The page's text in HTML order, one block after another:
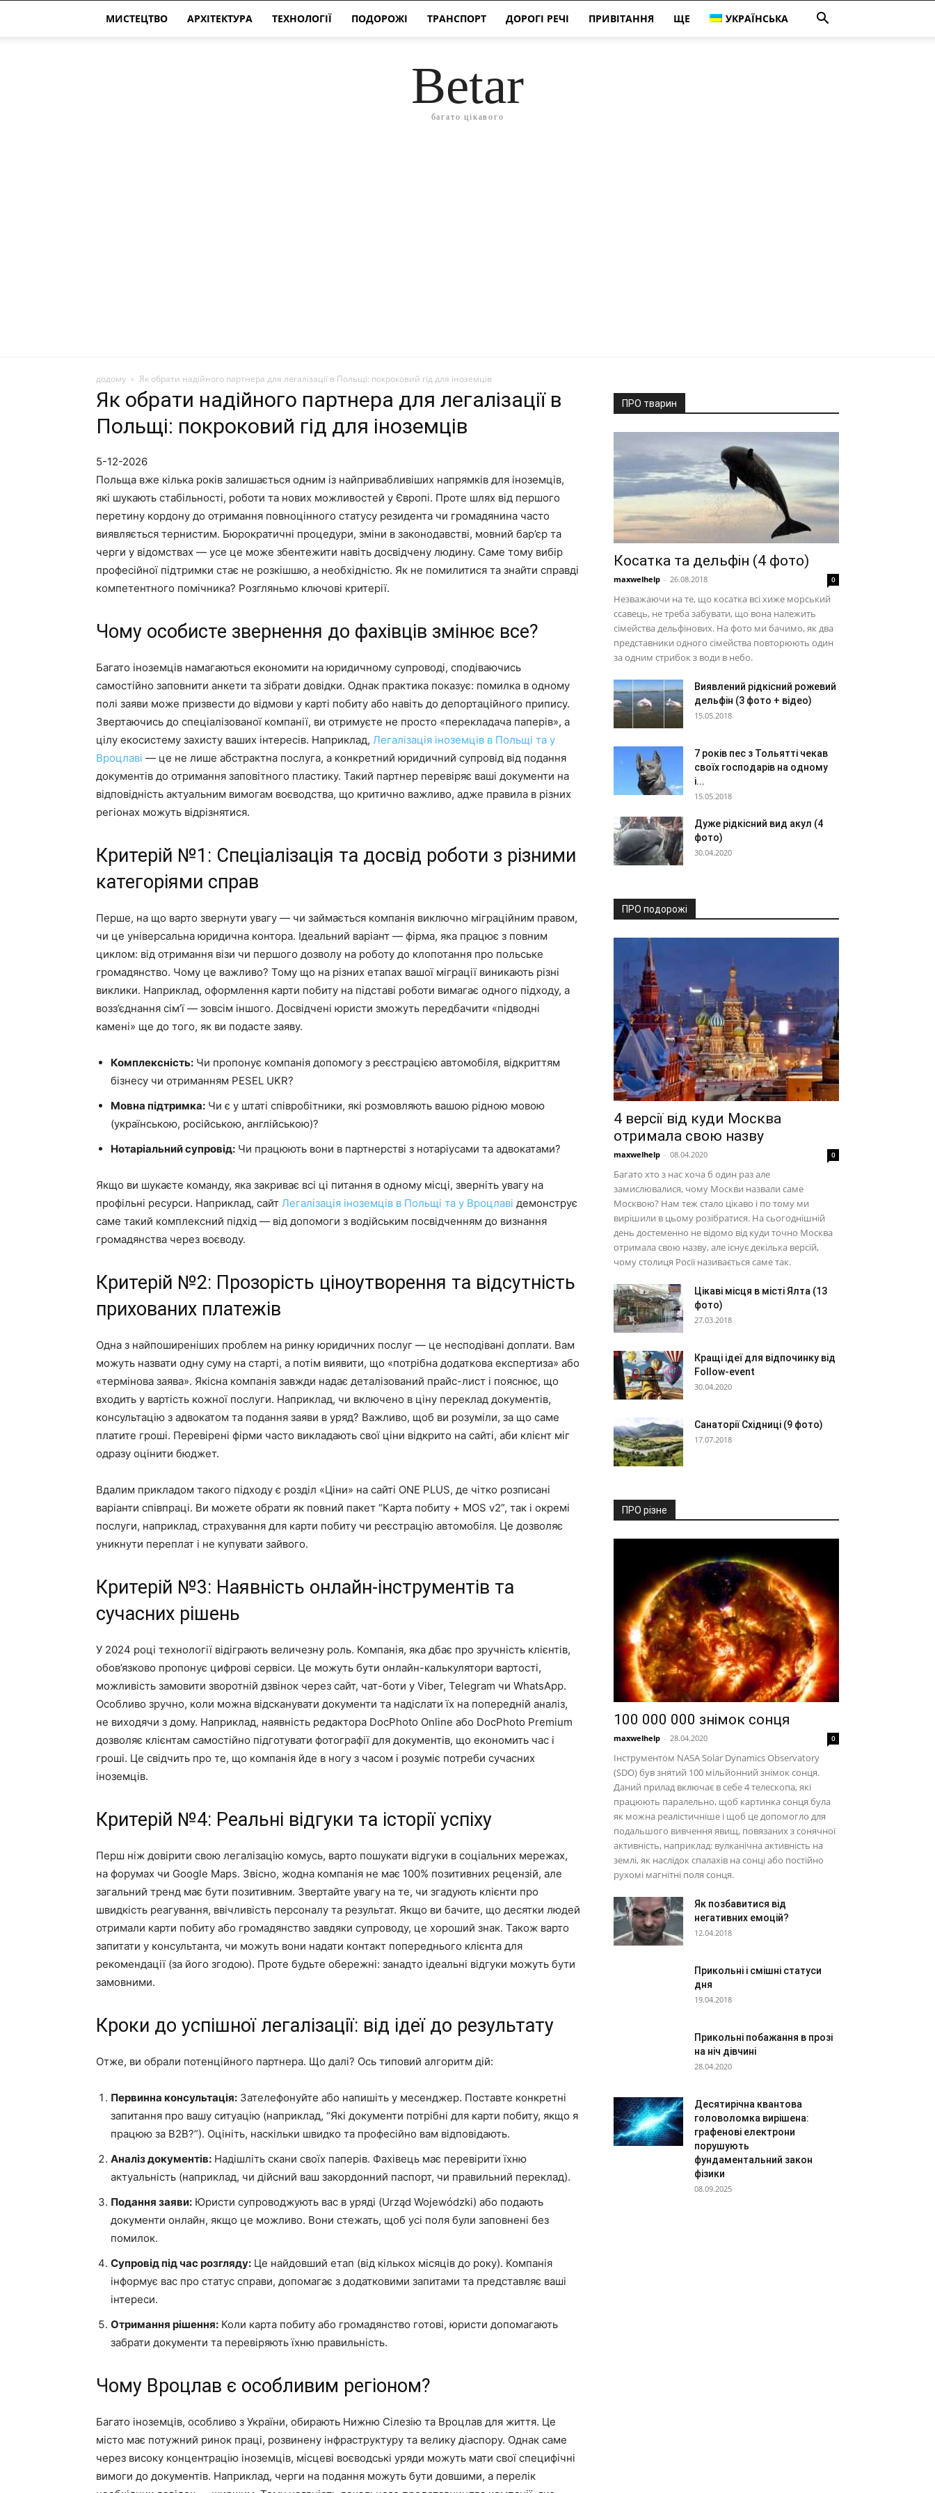
МИСТЕЦТВО АРХІТЕКТУРА ТЕХНОЛОГІЇ ПОДОРОЖІ ТРАНСПОРТ ДОРОГІ РЕЧІ ПРИВІТАННЯ ЩЕ УКРАЇНСЬКА
Betar
багато цікавого
додому Як обрати надійного партнера для легалізації в Польщі: покроковий гід для іноземців
Як обрати надійного партнера для легалізації в
Польщі: покроковий гід для іноземців
5-12-2026
Польща вже кілька років залишається одним із найпривабливіших напрямків для іноземців,
які шукають стабільності, роботи та нових можливостей у Європі. Проте шлях від першого
перетину кордону до отримання повноцінного статусу резидента чи громадянина часто
виявляється тернистим. Бюрократичні процедури, зміни в законодавстві, мовний бар’єр та
черги у відомствах — усе це може збентежити навіть досвідчену людину. Саме тому вибір
професійної підтримки стає не розкішшю, а необхідністю. Як не помилитися та знайти справді
компетентного помічника? Розгляньмо ключові критерії.
Чому особисте звернення до фахівців змінює все?
Багато іноземців намагаються економити на юридичному супроводі, сподіваючись
самостійно заповнити анкети та зібрати довідки. Однак практика показує: помилка в одному
полі заяви може призвести до відмови у карті побиту або навіть до депортаційного припису.
Звертаючись до спеціалізованої компанії, ви отримуєте не просто «перекладача паперів», а
цілу екосистему захисту ваших інтересів. Наприклад, Легалізація іноземців в Польщі та у
Вроцлаві — це не лише абстрактна послуга, а конкретний юридичний супровід від подання
документів до отримання заповітного пластику. Такий партнер перевіряє ваші документи на
відповідність актуальним вимогам воєводства, що критично важливо, адже правила в різних
регіонах можуть відрізнятися.
Критерій №1: Спеціалізація та досвід роботи з різними
категоріями справ
Перше, на що варто звернути увагу — чи займається компанія виключно міграційним правом,
чи це універсальна юридична контора. Ідеальний варіант — фірма, яка працює з повним
циклом: від отримання візи чи першого дозволу на роботу до клопотання про польське
громадянство. Чому це важливо? Тому що на різних етапах вашої міграції виникають різні
виклики. Наприклад, оформлення карти побиту на підставі роботи вимагає одного підходу, а
возз’єднання сім’ї — зовсім іншого. Досвідчені юристи зможуть передбачити «підводні
камені» ще до того, як ви подасте заяву.
Комплексність: Чи пропонує компанія допомогу з реєстрацією автомобіля, відкриттям
бізнесу чи отриманням PESEL UKR?
Мовна підтримка: Чи є у штаті співробітники, які розмовляють вашою рідною мовою
(українською, російською, англійською)?
Нотаріальний супровід: Чи працюють вони в партнерстві з нотаріусами та адвокатами?
Якщо ви шукаєте команду, яка закриває всі ці питання в одному місці, зверніть увагу на
профільні ресурси. Наприклад, сайт Легалізація іноземців в Польщі та у Вроцлаві демонструє
саме такий комплексний підхід — від допомоги з водійським посвідченням до визнання
громадянства через воєводу.
Критерій №2: Прозорість ціноутворення та відсутність
прихованих платежів
Одна з найпоширеніших проблем на ринку юридичних послуг — це несподівані доплати. Вам
можуть назвати одну суму на старті, а потім виявити, що «потрібна додаткова експертиза» або
«термінова заява». Якісна компанія завжди надає деталізований прайс-лист і пояснює, що
входить у вартість кожної послуги. Наприклад, чи включено в ціну переклад документів,
консультацію з адвокатом та подання заяви в уряд? Важливо, щоб ви розуміли, за що саме
платите гроші. Перевірені фірми часто викладають свої ціни відкрито на сайті, аби клієнт міг
одразу оцінити бюджет.
Вдалим прикладом такого підходу є розділ «Ціни» на сайті ONE PLUS, де чітко розписані
варіанти співпраці. Ви можете обрати як повний пакет “Карта побиту + MOS v2”, так і окремі
послуги, наприклад, страхування для карти побиту чи реєстрацію автомобіля. Це дозволяє
уникнути переплат і не купувати зайвого.
Критерій №3: Наявність онлайн-інструментів та
сучасних рішень
У 2024 році технології відіграють величезну роль. Компанія, яка дбає про зручність клієнтів,
обов’язково пропонує цифрові сервіси. Це можуть бути онлайн-калькулятори вартості,
можливість замовити зворотній дзвінок через сайт, чат-боти у Viber, Telegram чи WhatsApp.
Особливо зручно, коли можна відсканувати документи та надіслати їх на попередній аналіз,
не виходячи з дому. Наприклад, наявність редактора DocPhoto Online або DocPhoto Premium
дозволяє клієнтам самостійно підготувати фотографії для документів, що економить час і
гроші. Це свідчить про те, що компанія йде в ногу з часом і розуміє потреби сучасних
іноземців.
Критерій №4: Реальні відгуки та історії успіху
Перш ніж довірити свою легалізацію комусь, варто пошукати відгуки в соціальних мережах,
на форумах чи Google Maps. Звісно, жодна компанія не має 100% позитивних рецензій, але
загальний тренд має бути позитивним. Звертайте увагу на те, чи згадують клієнти про
швидкість реагування, ввічливість персоналу та результат. Якщо ви бачите, що десятки людей
отримали карти побиту або громадянство завдяки супроводу, це хороший знак. Також варто
запитати у консультанта, чи можуть вони надати контакт попереднього клієнта для
рекомендації (за його згодою). Проте будьте обережні: занадто ідеальні відгуки можуть бути
замовними.
Кроки до успішної легалізації: від ідеї до результату
Отже, ви обрали потенційного партнера. Що далі? Ось типовий алгоритм дій:
Первинна консультація: Зателефонуйте або напишіть у месенджер. Поставте конкретні
запитання про вашу ситуацію (наприклад, “Які документи потрібні для карти побиту, якщо я
працюю за B2B?”). Оцініть, наскільки швидко та професійно вам відповідають.
Аналіз документів: Надішліть скани своїх паперів. Фахівець має перевірити їхню
актуальність (наприклад, чи дійсний ваш закордонний паспорт, чи правильний переклад).
Подання заяви: Юристи супроводжують вас в уряді (Urząd Wojewódzki) або подають
документи онлайн, якщо це можливо. Вони стежать, щоб усі поля були заповнені без
помилок.
Супровід під час розгляду: Це найдовший етап (від кількох місяців до року). Компанія
інформує вас про статус справи, допомагає з додатковими запитами та представляє ваші
інтереси.
Отримання рішення: Коли карта побиту або громадянство готові, юристи допомагають
забрати документи та перевіряють їхню правильність.
Чому Вроцлав є особливим регіоном?
Багато іноземців, особливо з України, обирають Нижню Сілезію та Вроцлав для життя. Це
місто має потужний ринок праці, розвинену інфраструктуру та велику діаспору. Однак саме
через високу концентрацію іноземців, місцеві воєводські уряди можуть мати свої специфічні
вимоги до документів. Наприклад, черги на подання можуть бути довшими, а перелік
ПРО тварин
Косатка та дельфін (4 фото)
maxwelhelp - 26.08.2018 0
Незважаючи на те, що косатка всі хиже морський
ссавець, не треба забувати, що вона належить
сімейства дельфінових. На фото ми бачимо, як два
представники одного сімейства повторюють один
за одним стрибок з води в небо.
Виявлений рідкісний рожевий
дельфін (3 фото + відео)
15.05.2018
7 років пес з Тольятті чекав
своїх господарів на одному
і...
15.05.2018
Дуже рідкісний вид акул (4
фото)
30.04.2020
ПРО подорожі
4 версії від куди Москва
отримала свою назву
maxwelhelp - 08.04.2020 0
Багато хто з нас хоча б один раз але
замислювалися, чому Москви назвали саме
Москвою? Нам теж стало цікаво і по тому ми
вирішили в цьому розібратися. На сьогоднішній
день достеменно не відомо від куди точно Москва
отримала свою назву, але існує декілька версій,
чому столиця Росії називається саме так.
Цікаві місця в місті Ялта (13
фото)
27.03.2018
Кращі ідеї для відпочинку від
Follow-event
30.04.2020
Санаторії Східниці (9 фото)
17.07.2018
ПРО різне
100 000 000 знімок сонця
maxwelhelp - 28.04.2020 0
Інструментом NASA Solar Dynamics Observatory
(SDO) був знятий 100 мільйонний знімок сонця.
Даний прилад включає в себе 4 телескопа, які
працюють паралельно, щоб картинка сонця була
як можна реалістичніше і щоб це допомогло для
подальшого вивчення явищ, повязаних з сонячної
активність, наприклад: вулканічна активність на
землі, як наслідок спалахів на сонці або постійно
рухомі магнітні поля сонця.
Як позбавитися від
негативних емоцій?
12.04.2018
Прикольні і смішні статуси
дня
19.04.2018
Прикольні побажання в прозі
на ніч дівчині
28.04.2020
Десятирічна квантова
головоломка вирішена:
графенові електрони
порушують
фундаментальний закон
фізики
08.09.2025